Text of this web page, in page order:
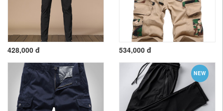
428,000 đ 534,000 đ
NEW